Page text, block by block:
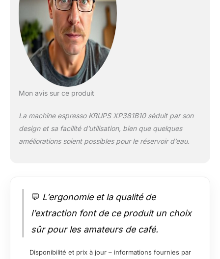
Mon avis sur ce produit
La machine espresso KRUPS XP381B10 séduit par son
design et sa facilité d’utilisation, bien que quelques
améliorations soient possibles pour le réservoir d’eau.
💬 L’ergonomie et la qualité de
l’extraction font de ce produit un choix
sûr pour les amateurs de café.
Disponibilité et prix à jour – informations fournies par